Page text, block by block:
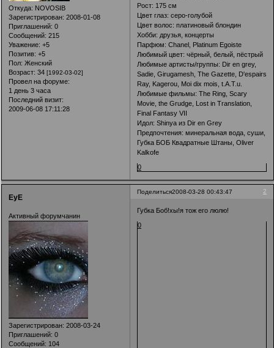
Откуда: NOVOSIB
Зарегистрирован: 2008-01-08
Приглашений: 0
Сообщений: 215
Уважение: +5
Позитив: +5
Пол: Женский
Возраст: 34 [1992-03-02]
Провел на форуме:
1 день 3 часа
Последний визит:
2009-06-08 17:11:28
Рост: 175 см
Цвет глаз: серо-голубой
Цвет волос: платиновый блондин
Хобби: друзья, концерты
Парфюм: Chanel, Platinum Egoiste
Любимый цвет: чёрный, белый, пёстрый
Любимые артисты/группы: Dir en grey,
Sadie, Girugamesh, The Gazette, D'espairs
Ray, Kagerou, Moi dix mois, t.A.T.u.
Любимые фильмы: The Ring, Scary
Movie, the Grudge, Lost in Translation,
Final Fantasy VII
Идол: Shinya из Dir en Grey
Предпочтения: минеральная вода, суши,
Губка БОБ Квадратные Штаны, Oliver
Kalkofe
0
Поделиться 2
2008-03-28 00:43:47
EyE
Активный форумчанин
Зарегистрирован: 2008-03-24
Приглашений: 0
Сообщений: 104
Губка Боб!хы!я тож его люлю!
0